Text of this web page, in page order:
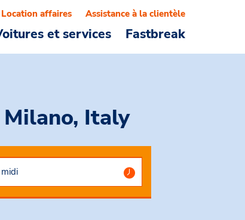
et services Fastbreak
Location affaires Assistance à la clientèle
Italy